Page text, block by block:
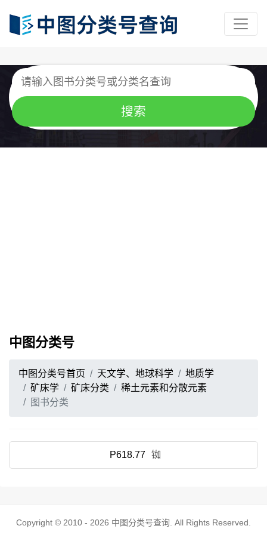
中图分类号
中图分类号首页 天文学、地球科学
地质学
矿床学
矿床分类
稀土元素和分散元素
图书分类
P618.77 铷
Copyright © 2010 - 2026 中图分类号查询 . All Rights Reserved.